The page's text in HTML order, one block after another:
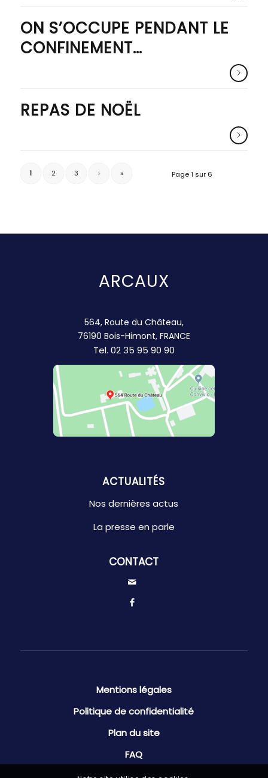
ON S’OCCUPE PENDANT LE
CONFINEMENT…
REPAS DE NOËL
Page 1 sur 6
1 2 3 › »
ARCAUX
564, Route du Château,
76190 Bois-Himont, FRANCE
Tel. 02 35 95 90 90
ACTUALITÉS
Nos dernières actus
La presse en parle
CONTACT
Mentions légales
Politique de confidentialité
Plan du site
FAQ